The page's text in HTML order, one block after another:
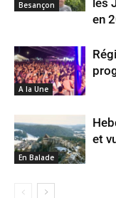
Besançon
en
A la Une
En Balade
et